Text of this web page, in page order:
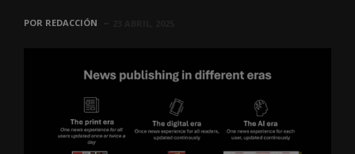
POR REDACCIÓN